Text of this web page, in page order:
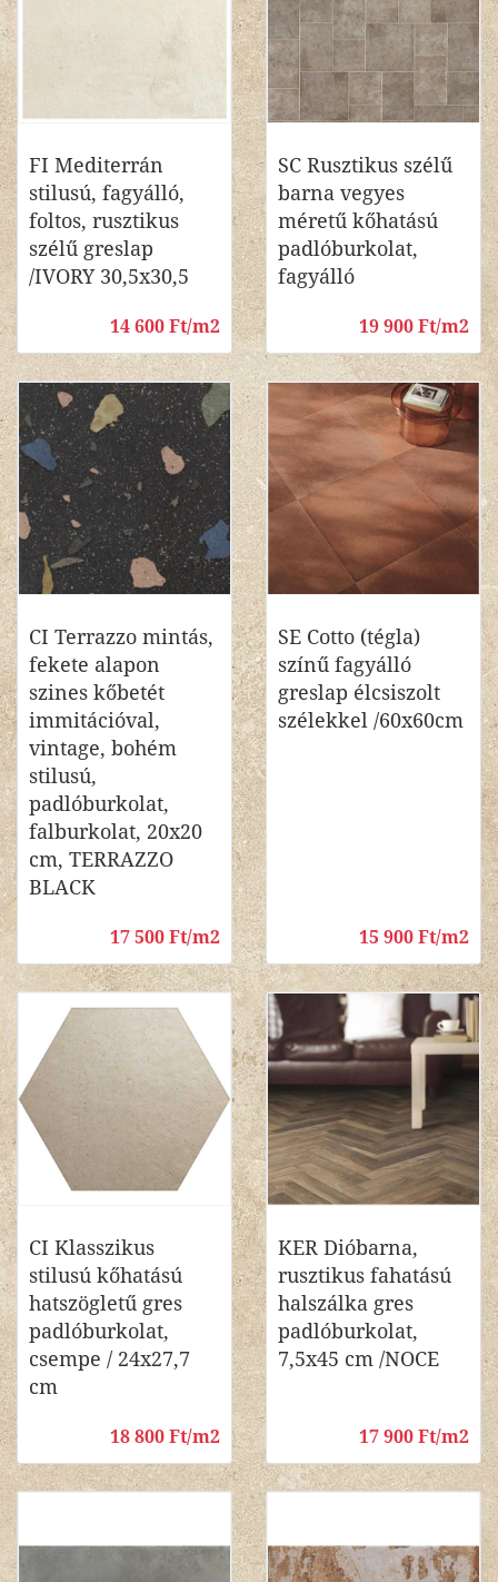
FI Mediterrán
stilusú, fagyálló,
foltos, rusztikus
szélű greslap
/IVORY 30,5x30,5
14 600 Ft/m2
SC Rusztikus szélű
barna vegyes
méretű kőhatású
padlóburkolat,
fagyálló
19 900 Ft/m2
CI Terrazzo mintás,
fekete alapon
szines kőbetét
immitációval,
vintage, bohém
stilusú,
padlóburkolat,
falburkolat, 20x20
cm, TERRAZZO
BLACK
17 500 Ft/m2
SE Cotto (tégla)
színű fagyálló
greslap élcsiszolt
szélekkel /60x60cm
15 900 Ft/m2
CI Klasszikus
stilusú kőhatású
hatszögletű gres
padlóburkolat,
csempe / 24x27,7
cm
18 800 Ft/m2
KER Dióbarna,
rusztikus fahatású
halszálka gres
padlóburkolat,
7,5x45 cm /NOCE
17 900 Ft/m2